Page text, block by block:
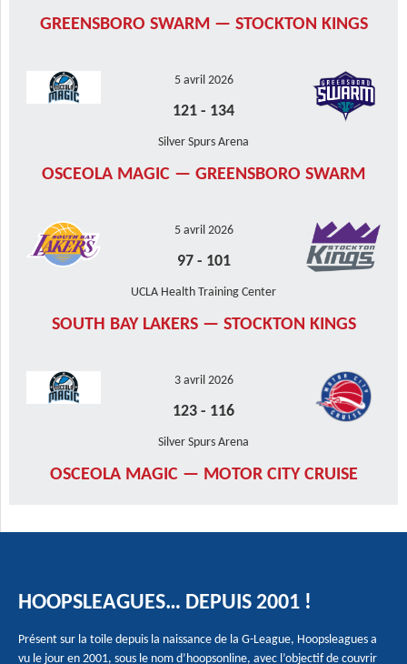
GREENSBORO SWARM — STOCKTON KINGS
5 avril 2026
121 - 134
Silver Spurs Arena
OSCEOLA MAGIC — GREENSBORO SWARM
5 avril 2026
97- 101
UCLA Health Training Center
SOUTH BAY LAKERS — STOCKTON KINGS
3 avril 2026
123 - 116
Silver Spurs Arena
OSCEOLA MAGIC — MOTOR CITY CRUISE
HOOPSLEAGUES… DEPUIS 2001 !
Présent sur la toile depuis la naissance de la G-League, Hoopsleagues a
vu le jour en 2001, sous le nom d’hoopsonline, avec l’objectif de couvrir